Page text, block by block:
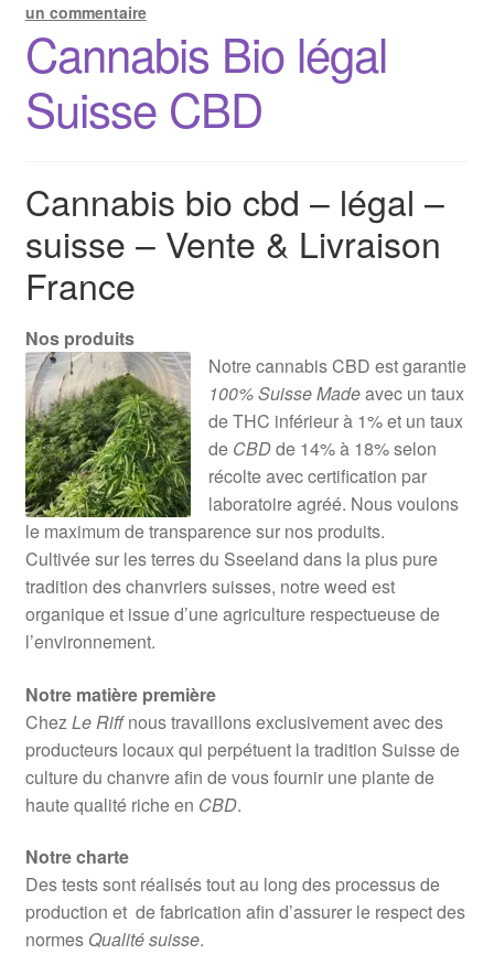
un commentaire
Cannabis Bio légal
Suisse CBD
Cannabis bio cbd – légal –
suisse – Vente & Livraison
France
Nos produits
Notre cannabis CBD est garantie
100% Suisse Madeavec un taux
de THC inférieur à 1% et un taux
deCBDde 14% à 18% selon
récolte avec certification par
laboratoire agréé. Nous voulons
le maximum de transparence sur nos produits.
Cultivée sur les terres du Sseeland dans la plus pure
tradition des chanvriers suisses, notre weed est
organique et issue d’une agriculture respectueuse de
l’environnement.
Notre matière première
ChezLe Riffnous travaillons exclusivement avec des
producteurs locaux qui perpétuent la tradition Suisse de
culture du chanvre afin de vous fournir une plante de
haute qualité riche en CBD.
Notre charte
Des tests sont réalisés tout au long des processus de
production et de fabrication afin d’assurer le respect des
normes Qualité suisse.